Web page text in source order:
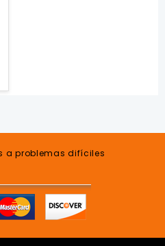
a problemas difíciles